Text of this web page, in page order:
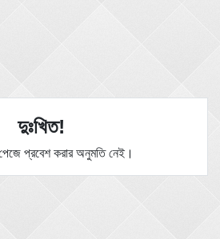
দুঃখিত!
প্রবেশ করার অনুমতি নেই।